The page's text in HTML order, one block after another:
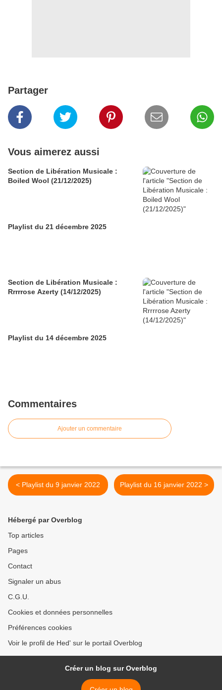
Partager
Vous aimerez aussi
Section de Libération Musicale :
Boiled Wool (21/12/2025)
Playlist du 21 décembre 2025
Section de Libération Musicale :
Rrrrrose Azerty (14/12/2025)
Playlist du 14 décembre 2025
Commentaires
Ajouter un commentaire
< Playlist du 9 janvier 2022 Playlist du 16 janvier 2022 >
Hébergé par Overblog
Top articles
Pages
Contact
Signaler un abus
C.G.U.
Cookies et données personnelles
Préférences cookies
Voir le profil de Hed' sur le portail Overblog
Créer un blog sur Overblog